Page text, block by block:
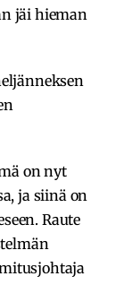
jäi hieman
on nyt
ja siinä on
Raute